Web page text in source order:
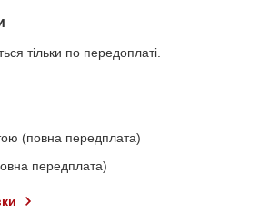
тільки по передоплаті.
(повна передплата)
передплата)